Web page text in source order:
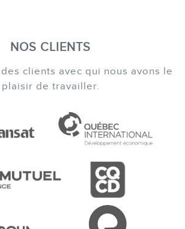
NOS CLIENTS
clients avec qui nous avons le
plaisir de travailler.